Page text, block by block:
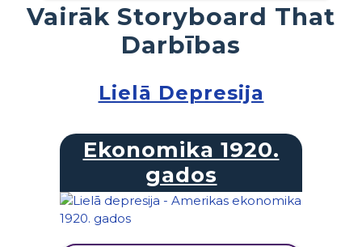
Vairāk Storyboard That
Darbības
Lielā Depresija
Ekonomika 1920.
gados